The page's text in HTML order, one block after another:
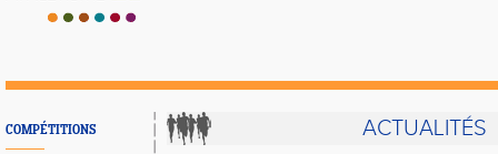
COMPÉTITIONS ACTUALITÉS